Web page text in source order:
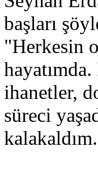
başları
"Herkesin
ihanetler,
süreci
kalakaldım.